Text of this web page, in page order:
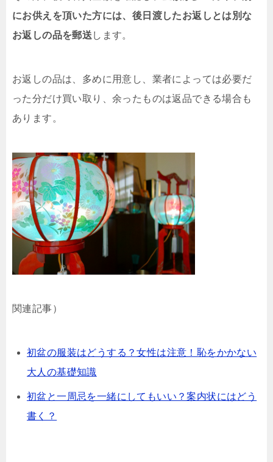
にお供えを頂いた方には、後日渡したお返しとは別な
お返しの品を郵送 します。
お返しの品は、多めに用意し、業者によっては必要だ
った分だけ買い取り、余ったものは返品できる場合も
あります。
関連記事）
初盆の服装はどうする？女性は注意！恥をかかない
大人の基礎知識
初盆と一周忌を一緒にしてもいい？案内状にはどう
書く？